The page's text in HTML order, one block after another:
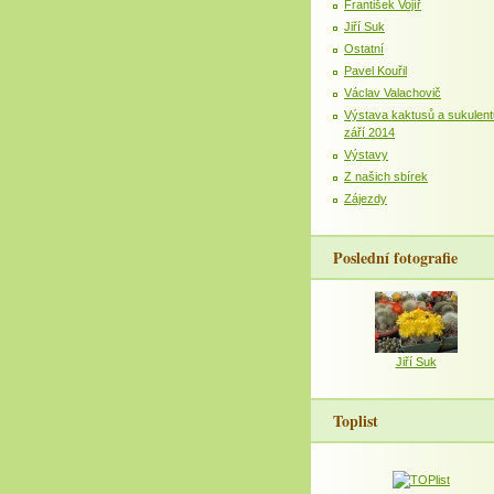
František Vojíř
Jiří Suk
Ostatní
Pavel Kouřil
Václav Valachovič
Výstava kaktusů a
září 2014
Výstavy
Z našich sbírek
Zájezdy
Poslední fotografie
Jiří Suk
Toplist